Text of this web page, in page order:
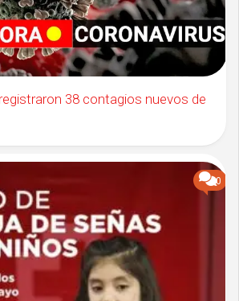
38 contagios nuevos de
0